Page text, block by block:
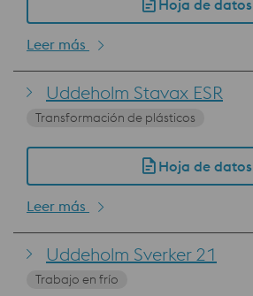
Hoja de datos
Leer más
Uddeholm Stavax ESR
Transformación de plásticos
Hoja de datos
Leer más
Uddeholm Sverker 21
Trabajo en frío